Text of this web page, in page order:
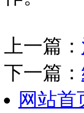
上一篇：
下一篇：
网站首